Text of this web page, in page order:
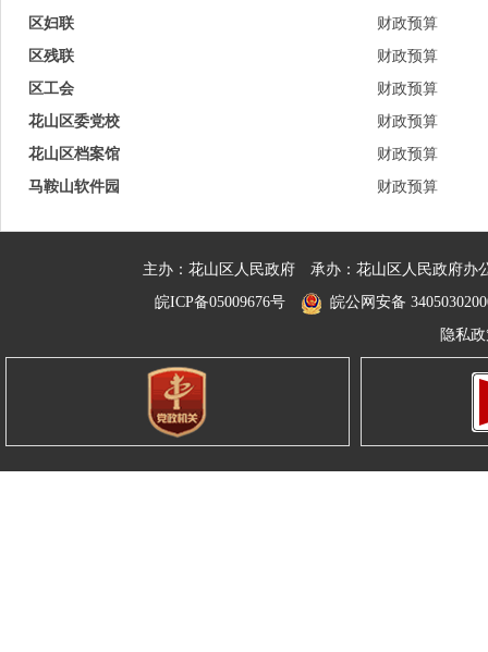
区妇联
财政预算
区残联
财政预算
区工会
财政预算
花山区委党校
财政预算
花山区档案馆
财政预算
马鞍山软件园
财政预算
主办：花山区人民政府
承办：花山区人民政府办
皖ICP备05009676号
皖公网安备
隐私